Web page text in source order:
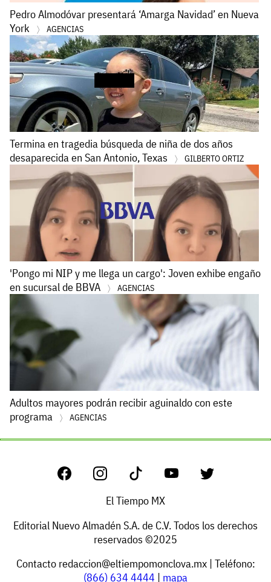
Pedro Almodóvar presentará ‘Amarga Navidad’ en Nueva
York
AGENCIAS
Termina en tragedia búsqueda de niña de dos años
desaparecida en San Antonio, Texas
GILBERTO ORTIZ
'Pongo mi NIP y me llega un cargo': Joven exhibe engaño
en sucursal de BBVA
AGENCIAS
Adultos mayores podrán recibir aguinaldo con este
programa
AGENCIAS
El Tiempo MX
Editorial Nuevo Almadén S.A. de C.V. Todos los derechos
reservados ©2025
Contacto redaccion@eltiempomonclova.mx| Teléfono:
(866) 634 4444 | mapa